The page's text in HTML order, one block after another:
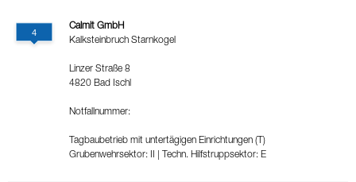
Calmit GmbH
Kalksteinbruch Starnkogel
Linzer Straße 8
4820 Bad Ischl
Notfallnummer:
Tagbaubetrieb mit untertägigen Einrichtungen (T)
Grubenwehrsektor: II
Techn. Hilfstruppsektor: E